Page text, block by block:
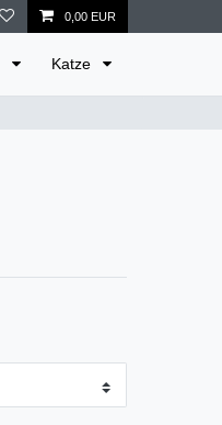
0,00 EUR
Katze